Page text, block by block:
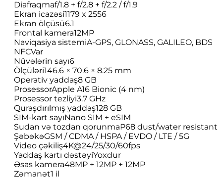
Diafraqmaf/1.8 + f/2.8 + f/2.2 / f/1.9
Ekran icazəsi1179 x 2556
Ekran ölçüsü6.1
Frontal kamera12MP
Naviqasiya sistemiA-GPS, GLONASS, GALILEO, BDS
NFCVar
Nüvələrin sayı6
Ölçüləri146.6 × 70.6 × 8.25 mm
Operativ yaddaş8 GB
ProsessorApple A16 Bionic (4 nm)
Prosessor tezliyi3.7 GHz
Quraşdırılmış yaddaş128 GB
SIM-kart sayıNano SIM + eSIM
Sudan və tozdan qorunmaP68 dust/water resistant
ŞəbəkəGSM / CDMA / HSPA / EVDO / LTE / 5G
Video çəkiliş4K@24/25/30/60fps
Yaddaş kartı dəstəyiYoxdur
Əsas kamera48MP + 12MP + 12MP
Zəmanət1 il